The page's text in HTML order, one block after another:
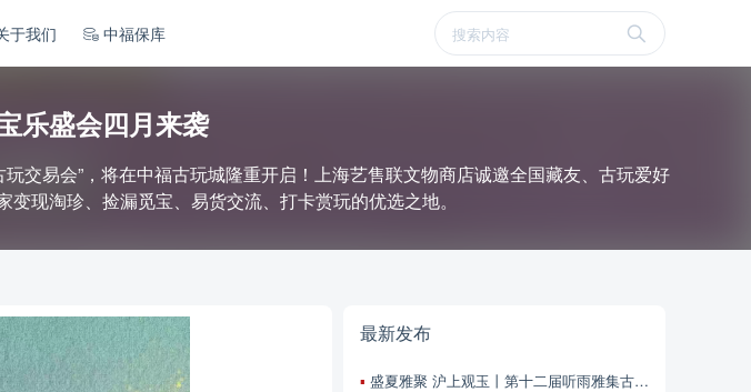
于我们 中福保库
乐盛会四月来袭
交易会”，将在中福古玩城隆重开启！上海艺售联文物商店诚邀全国藏友、古玩爱好
现淘珍、捡漏觅宝、易货交流、打卡赏玩的优选之地。
最新发布
盛夏雅聚 沪上观玉丨第十二届听雨雅集古玉交流会本周末上海中福古玩城启幕